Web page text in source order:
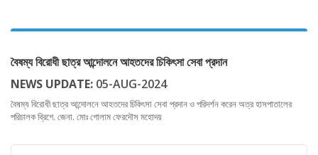
বৈষম্য বিরোধী ছাত্র আন্দোলনে আহতদের চিকিৎসা সেবা প্রদান
NEWS UPDATE: 05-AUG-2024
বৈষম্য বিরোধী ছাত্র আন্দোলনে আহতদের চিকিৎসা সেবা প্রদান ও পরিদর্শন করেন অত্র হাসপাতালের
পরিচালক ব্রিগে. জেনা. মোঃ গোলাম ফেরদৌস মহোদয়